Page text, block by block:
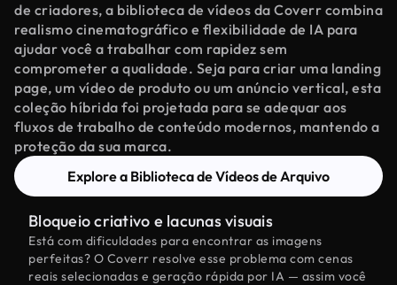
de criadores, a biblioteca de vídeos da Coverr combina
realismo cinematográfico e flexibilidade de IA para
ajudar você a trabalhar com rapidez sem
comprometer a qualidade. Seja para criar uma landing
page, um vídeo de produto ou um anúncio vertical, esta
coleção híbrida foi projetada para se adequar aos
fluxos de trabalho de conteúdo modernos, mantendo a
proteção da sua marca.
Explore a Biblioteca de Vídeos de Arquivo
Bloqueio criativo e lacunas visuais
Está com dificuldades para encontrar as imagens
perfeitas? O Coverr resolve esse problema com cenas
reais selecionadas e geração rápida por IA — assim você